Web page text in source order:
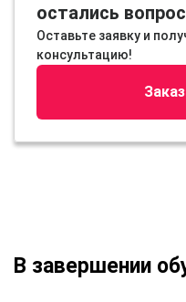
остались
Оставьте заявку и
консультацию!
В завершении